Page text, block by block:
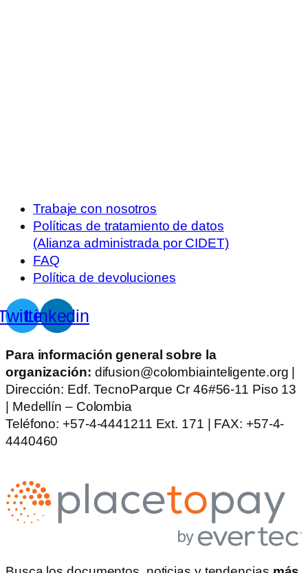
Trabaje con nosotros
Políticas de tratamiento de datos
(Alianza administrada por CIDET)
FAQ
Política de devoluciones
Linkedin
Para información general sobre la
organización: difusion@colombiainteligente.org |
Dirección: Edf. TecnoParque Cr 46#56-11 Piso 13
| Medellín – Colombia
Teléfono: +57-4-4441211 Ext. 171 | FAX: +57-4-
4440460